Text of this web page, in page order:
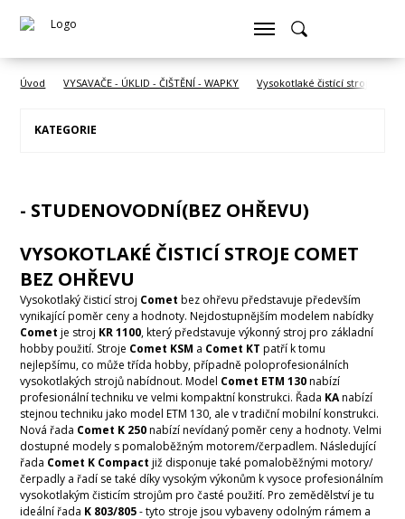
Úvod VYSAVAČE - ÚKLID - ČIŠTĚNÍ - WAPKY Vysokotlaké čistící stroje
KATEGORIE
- STUDENOVODNÍ(BEZ OHŘEVU)
VYSOKOTLAKÉ ČISTICÍ STROJE COMET
BEZ OHŘEVU
Vysokotlaký čisticí stroj Comet bez ohřevu představuje především
vynikající poměr ceny a hodnoty. Nejdostupnějším modelem nabídky
Comet je stroj KR 1100, který představuje výkonný stroj pro základní
hobby použití. Stroje Comet KSM a Comet KT patří k tomu
nejlepšímu, co může třída hobby, případně poloprofesionálních
vysokotlakých strojů nabídnout. Model Comet ETM 130nabízí
profesionální techniku ve velmi kompaktní konstrukci. Řada KAnabízí
stejnou techniku jako model ETM 130, ale v tradiční mobilní konstrukci.
Nová řada Comet K 250nabízí nevídaný poměr ceny a hodnoty. Velmi
dostupné modely s pomaloběžným motorem/čerpadlem. Následující
řada Comet K Compact již disponuje také pomaloběžnými motory/
čerpadly a řadí se také díky vysokým výkonům k vysoce profesionálním
vysokotlakým čisticím strojům pro časté použití. Pro zemědělství je tu
ideální řada K 803/805- tyto stroje jsou vybaveny odolným rámem a